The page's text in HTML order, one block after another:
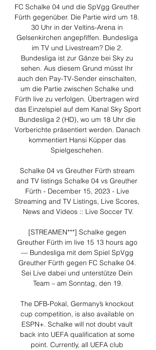
FC Schalke 04 und die SpVgg Greuther
Fürth gegenüber. Die Partie wird um 18.
30 Uhr in der Veltins-Arena in
Gelsenkirchen angepfiffen. Bundesliga
im TV und Livestream? Die 2.
Bundesliga ist zur Gänze bei Sky zu
sehen. Aus diesem Grund müsst Ihr
auch den Pay-TV-Sender einschalten,
um die Partie zwischen Schalke und
Fürth live zu verfolgen. Übertragen wird
das Einzelspiel auf dem Kanal Sky Sport
Bundesliga 2 (HD), wo um 18 Uhr die
Vorberichte präsentiert werden. Danach
kommentiert Hansi Küpper das
Spielgeschehen.
Schalke 04 vs Greuther Fürth stream
and TV listings Schalke 04 vs Greuther
Fürth - December 15, 2023 - Live
Streaming and TV Listings, Live Scores,
News and Videos :: Live Soccer TV.
[STREAMEN***] Schalke gegen
Greuther Fürth im live 15 13 hours ago
— Bundesliga mit dem Spiel SpVgg
Greuther Fürth gegen FC Schalke 04.
Sei Live dabei und unterstütze Dein
Team – am Sonntag, den 19.
The DFB-Pokal, Germany’s knockout
cup competition, is also available on
ESPN+. Schalke will not doubt vault
back into UEFA qualification at some
point. Currently, all UEFA club